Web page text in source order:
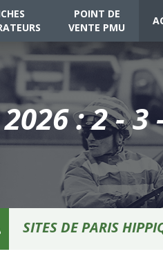
POINT DE
VENTE PMU
: 2 - 3
SITES DE PARIS